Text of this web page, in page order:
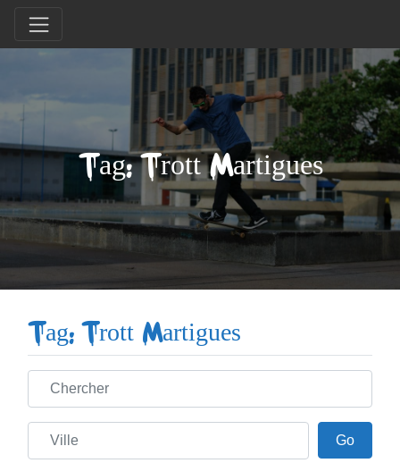
Tag: Trott Martigues
Tag: Trott Martigues
Chercher
Ville GoGo